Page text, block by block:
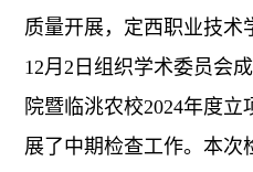
质量开展，定西职业技术
12月2日组织学术委员会
院暨临洮农校2024年度
展了中期检查工作。本次